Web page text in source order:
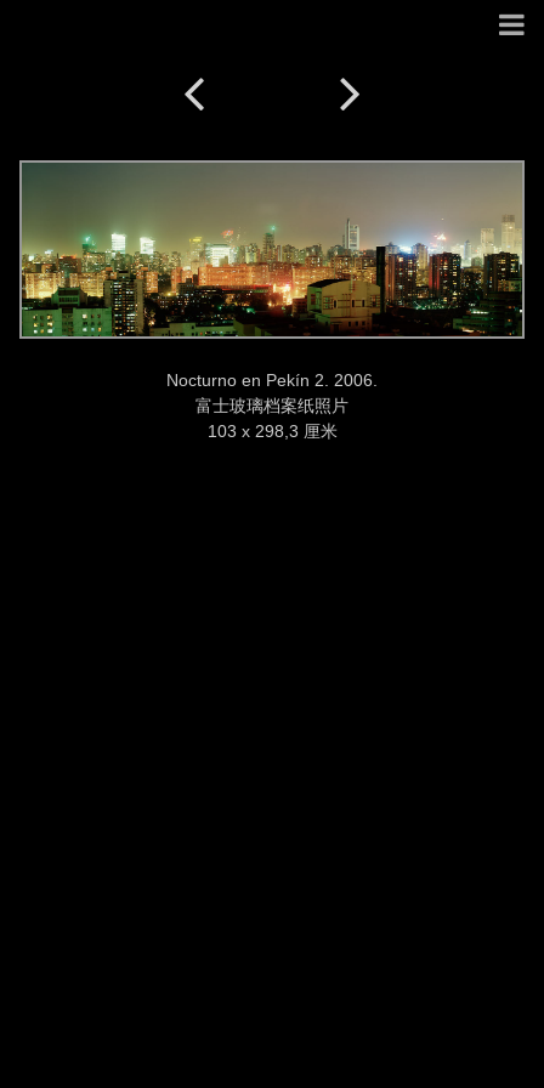
Nocturno en Pekín 2. 2006.
富士玻璃档案纸照片
103 x 298,3 厘米